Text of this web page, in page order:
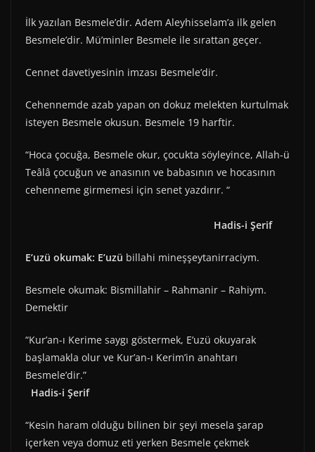
İlk yazılan Besmele’dir. Adem Aleyhisselam’a ilk gelen
Besmele’dir. Mü’minler Besmele ile sırattan geçer.
Cennet davetiyesinin imzası Besmele’dir.
Cehennemde azab yapan on dokuz melekten kurtulmak
isteyen Besmele okusun. Besmele 19 harftir.
“Hoca çocuğa, Besmele okur, çocukta söyleyince, Allah-ü
Teâlâ çocuğun ve anasının ve babasının ve hocasının
cehenneme girmemesi için senet yazdırır. “
Hadis-i Şerif
E’uzü okumak: E’uzü billahi mineşşeytanirraciym.
Besmele okumak: Bismillahir – Rahmanir – Rahiym.
Demektir
“Kur’an-ı Kerime saygı göstermek, E’uzü okuyarak
başlamakla olur ve Kur’an-ı Kerim’in anahtarı
Besmele’dir.”
Hadis-i Şerif
“Kesin haram olduğu bilinen bir şeyi mesela şarap
içerken veya domuz eti yerken Besmele çekmek